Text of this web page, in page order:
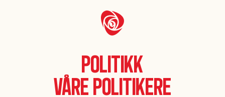
Politikk
Våre politikere